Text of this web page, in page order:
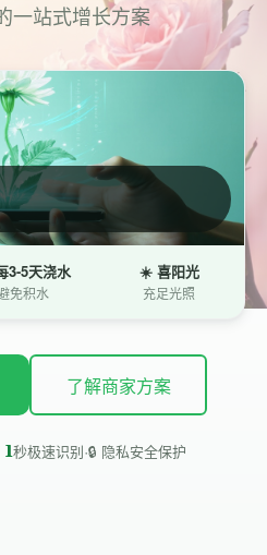
一站式增长方案
3-5天浇水
免积水
☀️ 喜阳光
充足光照
了解商家方案
1秒极速识别·🔒 隐私安全保护